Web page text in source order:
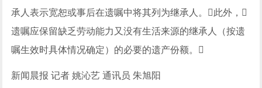
承人表示宽恕或事后在遗嘱中将其列为继承人。此外，
遗嘱应保留缺乏劳动能力又没有生活来源的继承人（按遗
嘱生效时具体情况确定）的必要的遗产份额。
新闻晨报 记者 姚沁艺 通讯员 朱旭阳